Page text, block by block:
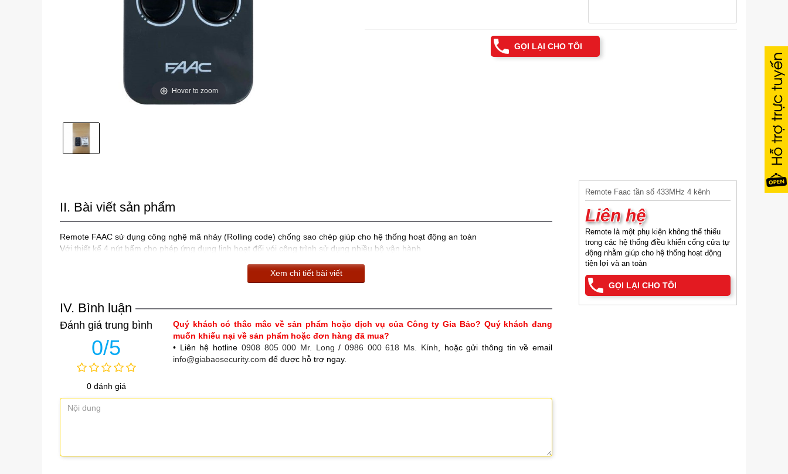
Hover to zoom
GỌI LẠI CHO TÔI
II. Bài viết sản phẩm
Remote FAAC sử dụng công nghệ mã nhảy (Rolling code) chống sao chép giúp cho hệ thống hoạt động an toàn
Với thiết kế 4 nút bấm cho phép ứng dụng linh hoạt đối vói công trình sử dụng nhiều bộ vận hành
Xem chi tiết bài viết
IV. Bình luận
Đánh giá trung bình
0/5
0 đánh giá
Quý khách có thắc mắc về sản phẩm hoặc dịch vụ của Công ty Gia Bảo? Quý khách đang
muốn khiếu nại về sản phẩm hoặc đơn hàng đã mua?
• Liên hệ hotline 0908 805 000 Mr. Long /0986 000 618 Ms. Kính , hoặc gửi thông tin về email
info@giabaosecurity.com để được hỗ trợ ngay.
Remote Faac tần số 433MHz 4 kênh
Liên hệ
Remote là một phụ kiện không thể thiếu
trong các hệ thống điều khiển cổng cửa tự
động nhằm giúp cho hệ thống hoạt động
tiện lợi và an toàn
GỌI LẠI CHO TÔI